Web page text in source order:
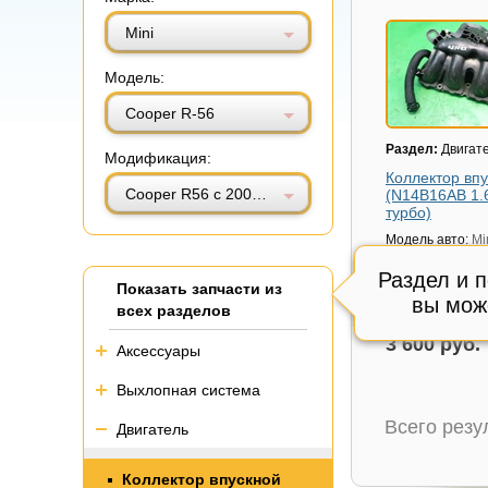
Mini
Модель:
Cooper R-56
Модификация:
Раздел и
вы
Показать запчасти из
всех разделов
Аксессуары
Выхлопная система
Двигатель
Коллектор впускной
Раздел:
Коллектор
(N14B16AB
турбо)
Модель авто:
Состояние:
см.фото,
3 600 руб.
Всего